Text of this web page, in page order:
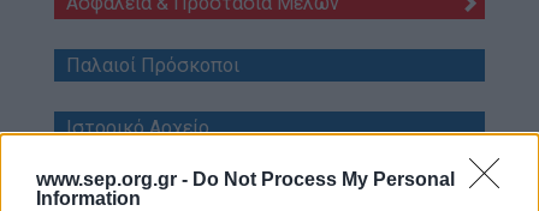
www.sep.org.gr - Do Not Process My Personal
Information
Φωτογραφικό Υλικό
Λογότυπα
Παλαιοί Πρόσκοποι
Ιστορικό Αρχείο
Λεμβολόγιο